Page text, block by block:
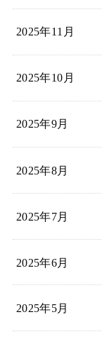
2025年11月
2025年10月
2025年9月
2025年8月
2025年7月
2025年6月
2025年5月